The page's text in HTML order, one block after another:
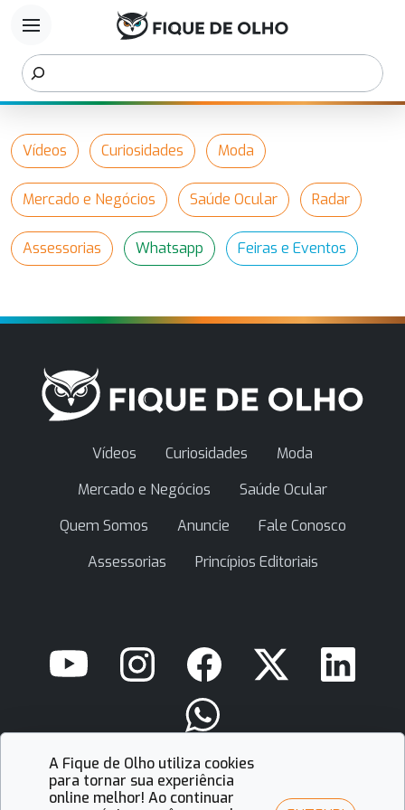
menu
Vídeos Curiosidades Moda
Mercado e Negócios Saúde Ocular Radar
Assessorias Whatsapp Feiras e Eventos
Vídeos Curiosidades
Moda
Mercado e Negócios
Saúde Ocular
Quem Somos
Anuncie
Fale Conosco
Assessorias
Princípios Editoriais
contato@fiquedeolho.com.br
A Fique de Olho utiliza cookies
para tornar sua experiência
online melhor! Ao continuar